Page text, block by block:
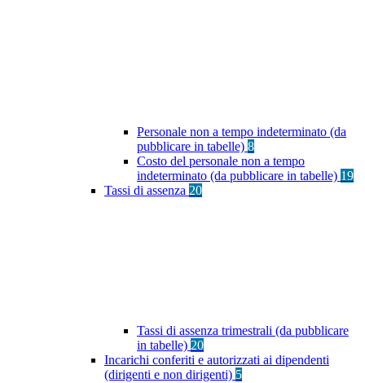
Personale non a tempo indeterminato (da
pubblicare in tabelle) 8
Costo del personale non a tempo
indeterminato (da pubblicare in tabelle) 19
Tassi di assenza 20
Tassi di assenza trimestrali (da pubblicare
in tabelle) 20
Incarichi conferiti e autorizzati ai dipendenti
(dirigenti e non dirigenti) 5